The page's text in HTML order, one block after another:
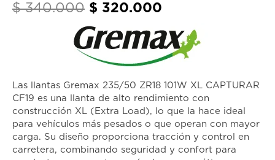
$340.000 $ 320.000
Las llantas Gremax 235/50 ZR18 101W XL CAPTURAR
CF19 es una llanta de alto rendimiento con
construcción XL (Extra Load), lo que la hace ideal
para vehículos más pesados o que operan con mayor
carga. Su diseño proporciona tracción y control en
carretera, combinando seguridad y confort para